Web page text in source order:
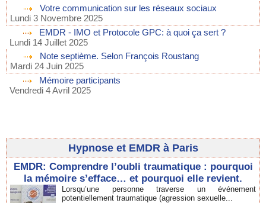
Votre communication sur les réseaux sociaux
Lundi 3 Novembre 2025
EMDR - IMO et Protocole GPC: à quoi ça sert ?
Lundi 14 Juillet 2025
Note septième. Selon François Roustang
Mardi 24 Juin 2025
Mémoire participants
Vendredi 4 Avril 2025
Hypnose et EMDR à Paris
EMDR: Comprendre l’oubli traumatique : pourquoi
la mémoire s’efface… et pourquoi elle revient.
Lorsqu’une personne traverse un événement
potentiellement traumatique (agression sexuelle...